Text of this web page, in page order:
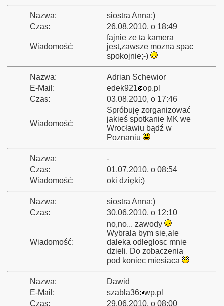
Nazwa:
siostra Anna;)
Czas:
26.08.2010, o 18:49
Wiadomość:
fajnie ze ta kamera
jest,zawsze mozna spac
spokojnie;-)
Nazwa:
Adrian Schewior
E-Mail:
edek921
op.pl
Czas:
03.08.2010, o 17:46
Wiadomość:
Spróbuję zorganizować
jakieś spotkanie MK we
Wrocławiu bądź w
Poznaniu
Nazwa:
-
Czas:
01.07.2010, o 08:54
Wiadomość:
oki dzięki:)
Nazwa:
siostra Anna;)
Czas:
30.06.2010, o 12:10
Wiadomość:
no,no... zawody
Wybrala bym sie,ale
daleka odleglosc mnie
dzieli. Do zobaczenia
pod koniec miesiaca
Nazwa:
Dawid
E-Mail:
szabla36 wp.pl
Czas:
29.06.2010, o 08:00